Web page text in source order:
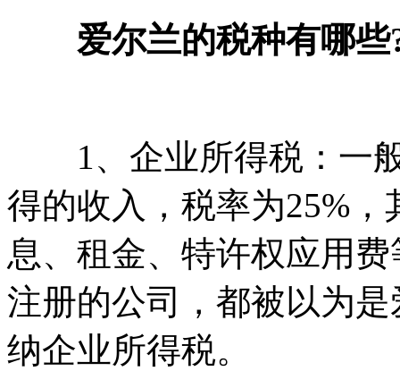
爱尔兰的税种有哪些?
1、企业所得税：一般
得的收入，税率为25%
息、租金、特许权应用
注册的公司，都被以为
纳企业所得税。